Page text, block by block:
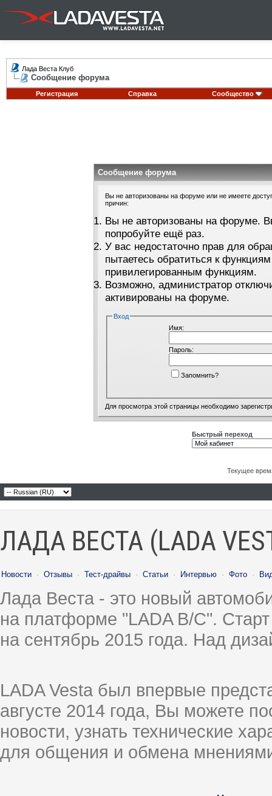
Лада Веста Клуб
Сообщение форума
Регистрация Справка Сообщество
Сообщение форума
Вы не авторизованы на форуме или не имеете
причин:
Вы не авторизованы на форуме.
попробуйте ещё раз.
У вас недостаточно прав для
пытаетесь обратиться к
привилегированным функциям.
Возможно, администратор
активированы на форуме.
Вход
Имя:
Пароль:
Запомнить?
Для просмотра этой страницы необходимо
Быстрый переход
Текущее
ЛАДА ВЕСТА (LADA
Новости · Отзывы · Тест-драйвы · Статьи · Интервью · Фото ·
Лада Веста - это новый
на платформе "LADA B/C".
на сентябрь 2015 года. Над
LADA Vesta был впервые
августе 2014 года, Вы можете
новости, узнать технические
для общения и обмена